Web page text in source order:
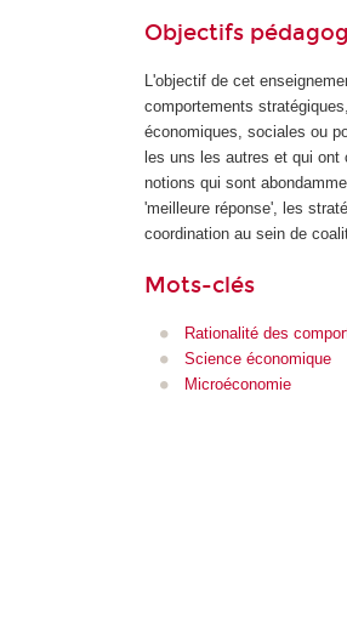
Objectifs
L'objectif de cet
comportements
économiques, sociales ou
les uns les autres et qui ont
notions qui sont
'meilleure réponse', les
coordination au sein de
Mots-clés
Rationalité des
Science économique
Microéconomie